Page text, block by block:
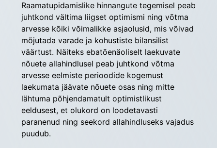
Raamatupidamislike hinnangute tegemisel peab
juhtkond vältima liigset optimismi ning võtma
arvesse kõiki võimalikke asjaolusid, mis võivad
mõjutada varade ja kohustiste bilansilist
väärtust. Näiteks ebatõenäoliselt laekuvate
nõuete allahindlusel peab juhtkond võtma
arvesse eelmiste perioodide kogemust
laekumata jäävate nõuete osas ning mitte
lähtuma põhjendamatult optimistlikust
eeldusest, et olukord on loodetavasti
paranenud ning seekord allahindluseks vajadus
puudub.